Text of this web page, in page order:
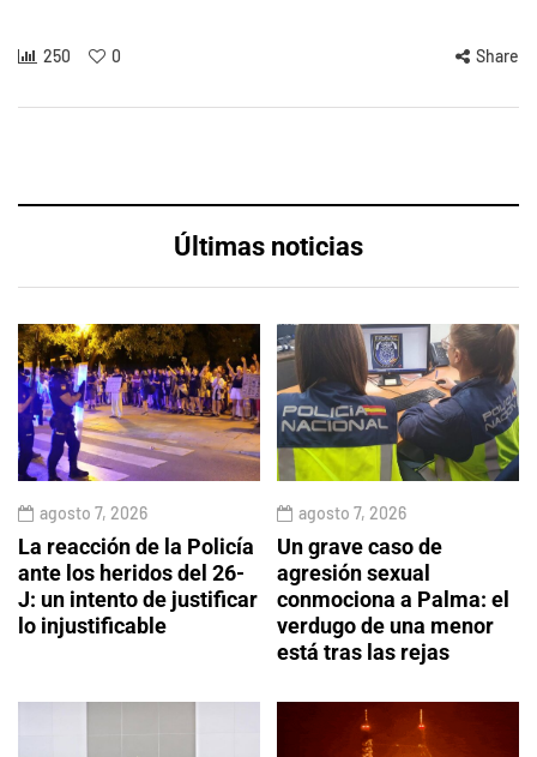
250 0 Share
Últimas noticias
agosto 7, 2026
La reacción de la Policía
ante los heridos del 26-
J: un intento de justificar
lo injustificable
agosto 7, 2026
Un grave caso de
agresión sexual
conmociona a Palma: el
verdugo de una menor
está tras las rejas